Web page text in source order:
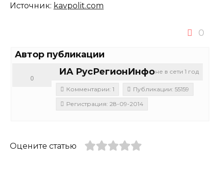
Источник: kavpolit.com
0
Автор публикации
не в сети 1 год
ИА РусРегионИнфо
0
Комментарии: 1
Публикации: 55159
Регистрация: 28-09-2014
Оцените статью